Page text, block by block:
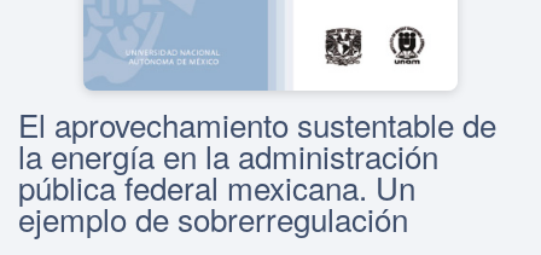
El aprovechamiento sustentable de
la energía en la administración
pública federal mexicana. Un
ejemplo de sobrerregulación